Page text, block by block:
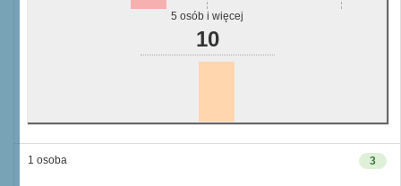
5 osób i więcej
10
3
1 osoba